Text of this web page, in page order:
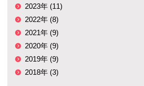
2023年 (11)
2022年 (8)
2021年 (9)
2020年 (9)
2019年 (9)
2018年 (3)